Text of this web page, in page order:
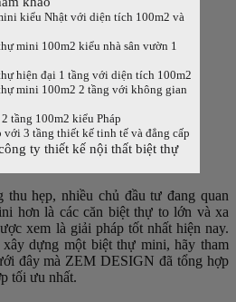
kiểu Nhật với diện tích 100m2 và
mini 100m2 kiểu nhà sân vườn 1
hiện đại 1 tầng với diện tích 100m2
mini 100m2 2 tầng với không gian
tầng 100m2 kiểu Pháp
với 3 tầng thiết kế tinh tế và đẳng cấp
ty thiết kế nội thất biệt thự
hẹp, nhiều chủ đầu tư đang quan
hơn là các căn biệt thự to lớn và xa
xem là giải pháp tốt nhất hiện nay.
dựng một biệt thự mini, hãy tham
đây mà ZEM DESIGN đã tổng hợp
tối ưu nhất.